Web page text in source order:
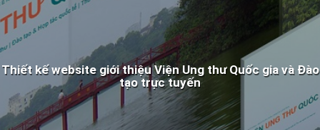
Thiết kế website giới thiệu Viện Ung thư Quốc gia và Đào
tạo trực tuyến